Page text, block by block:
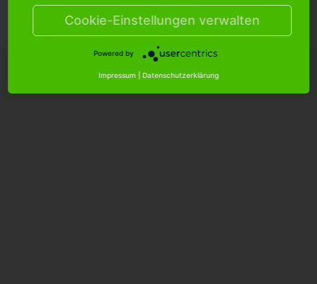
Cookie Einstellungen Versandkosten
Datenschutzerklärung
AGB Impressum
Cookie-Einstellungen verwalten
Powered by
Impressum Datenschutzerklärung